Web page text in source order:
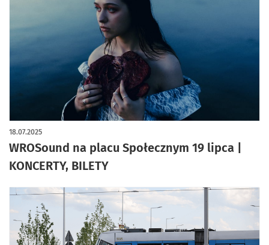
WROSound na placu Społecznym 19 lipca |
KONCERTY, BILETY
18.07.2025